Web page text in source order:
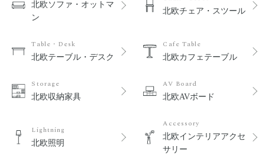
北欧ソファ・オットマ
ン
北欧チェア・スツール
Table・Desk
北欧テーブル・デスク
Cafe Table
北欧カフェテーブル
Storage
北欧収納家具
AV Board
北欧AVボード
Lightning
北欧照明
Accessory
北欧インテリアアクセ
サリー